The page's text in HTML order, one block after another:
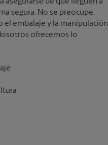
segura. No se preocupe.
el embalaje y la manipulación
ofrecemos lo